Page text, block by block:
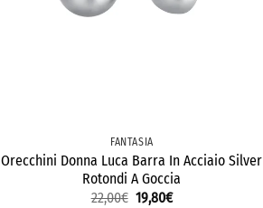
FANTASIA
Orecchini Donna Luca Barra In Acciaio Silver
Rotondi A Goccia
22,00€ 19,80€